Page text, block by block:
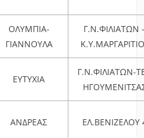
ΟΛΥΜΠΙΑ-
ΓΙΑΝΝΟΥΛΑ
Γ.Ν.ΦΙΛΙΑΤΩΝ
ΕΥΤΥΧΙΑ
Γ.Ν.ΦΙΛΙΑΤΩΝ-
ΑΝΔΡΕΑΣ ΕΛ.ΒΕΝΙΖΕΛΟΥ